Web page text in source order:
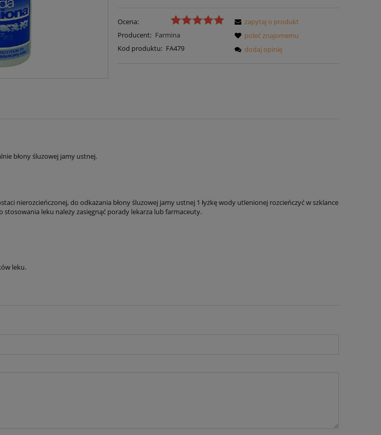
Ocena:
Producent: Farmina
Kod produktu: FA479
zapytaj o produkt
poleć znajomemu
dodaj opinię
błony śluzowej jamy ustnej.
nierozcieńczonej, do odkażania błony śluzowej jamy ustnej 1 łyżkę wody utlenionej rozcieńczyć w szklance
leku należy zasięgnąć porady lekarza lub farmaceuty.
leku.